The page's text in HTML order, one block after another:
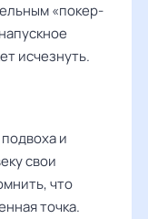
«покер-
исчезнуть.
и
свои
что
точка.